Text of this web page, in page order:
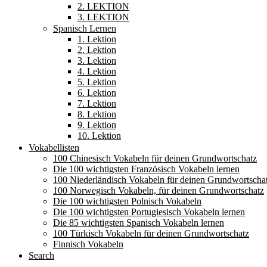
2. LEKTION
3. LEKTION
Spanisch Lernen
1. Lektion
2. Lektion
3. Lektion
4. Lektion
5. Lektion
6. Lektion
7. Lektion
8. Lektion
9. Lektion
10. Lektion
Vokabellisten
100 Chinesisch Vokabeln für deinen Grundwortschatz
Die 100 wichtigsten Französisch Vokabeln lernen
100 Niederländisch Vokabeln für deinen
100 Norwegisch Vokabeln, für deinen Grundwortschatz
Die 100 wichtigsten Polnisch Vokabeln
Die 100 wichtigsten Portugiesisch Vokabeln lernen
Die 85 wichtigsten Spanisch Vokabeln lernen
100 Türkisch Vokabeln für deinen Grundwortschatz
Finnisch Vokabeln
Search